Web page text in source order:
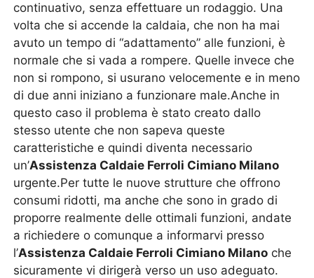
continuativo, senza effettuare un rodaggio. Una
volta che si accende la caldaia, che non ha mai
avuto un tempo di “adattamento” alle funzioni, è
normale che si vada a rompere. Quelle invece che
non si rompono, si usurano velocemente e in meno
di due anni iniziano a funzionare male.Anche in
questo caso il problema è stato creato dallo
stesso utente che non sapeva queste
caratteristiche e quindi diventa necessario
un’Assistenza Caldaie Ferroli Cimiano Milano
urgente.Per tutte le nuove strutture che offrono
consumi ridotti, ma anche che sono in grado di
proporre realmente delle ottimali funzioni, andate
a richiedere o comunque a informarvi presso
l’Assistenza Caldaie Ferroli Cimiano Milano che
sicuramente vi dirigerà verso un uso adeguato.